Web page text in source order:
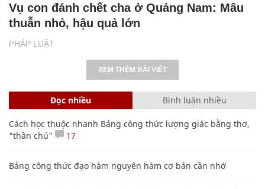
PHÁP LUẬT
Vụ con đánh chết cha ở Quảng Nam: Mâu
thuẫn nhỏ, hậu quả lớn
XEM THÊM BÀI VIẾT
Đọc nhiều Bình luận nhiều
Cách học thuộc nhanh Bảng công thức lượng giác bằng thơ,
"thần chú"
17
Bảng công thức đạo hàm nguyên hàm cơ bản cần nhớ